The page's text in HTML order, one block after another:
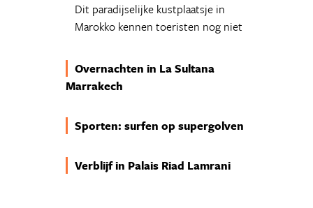
Dit paradijselijke kustplaatsje in
Marokko kennen toeristen nog niet
Overnachten in La Sultana
Marrakech
Sporten: surfen op supergolven
Verblijf in Palais Riad Lamrani